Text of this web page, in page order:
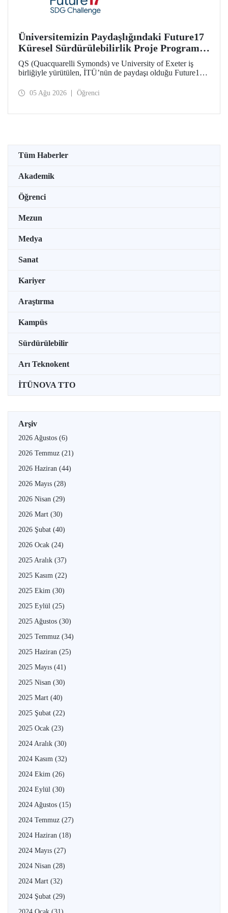
Üniversitemizin Paydaşlığındaki Future17
Küresel Sürdürülebilirlik Proje Programı,
Öğrencilerimizin Başvurularını Bekliyor
QS (Quacquarelli Symonds) ve University of Exeter iş
birliğiyle yürütülen, İTÜ’nün de paydaşı olduğu Future17
öğrenci başvuruları açıldı. Başvurular için son gün 31
05 Ağu 2026 Öğrenci
Tüm Haberler
Akademik
Öğrenci
Mezun
Medya
Sanat
Kariyer
Araştırma
Kampüs
Sürdürülebilir
Arı Teknokent
İTÜNOVA TTO
Arşiv
2026 Ağustos (6)
2026 Temmuz (21)
2026 Haziran (44)
2026 Mayıs (28)
2026 Nisan (29)
2026 Mart (30)
2026 Şubat (40)
2026 Ocak (24)
2025 Aralık (37)
2025 Kasım (22)
2025 Ekim (30)
2025 Eylül (25)
2025 Ağustos (30)
2025 Temmuz (34)
2025 Haziran (25)
2025 Mayıs (41)
2025 Nisan (30)
2025 Mart (40)
2025 Şubat (22)
2025 Ocak (23)
2024 Aralık (30)
2024 Kasım (32)
2024 Ekim (26)
2024 Eylül (30)
2024 Ağustos (15)
2024 Temmuz (27)
2024 Haziran (18)
2024 Mayıs (27)
2024 Nisan (28)
2024 Mart (32)
2024 Şubat (29)